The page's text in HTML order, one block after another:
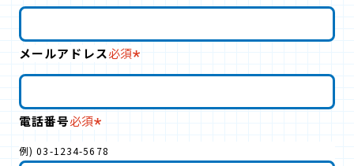
メールアドレス必須
電話番号必須
例) 03-1234-5678